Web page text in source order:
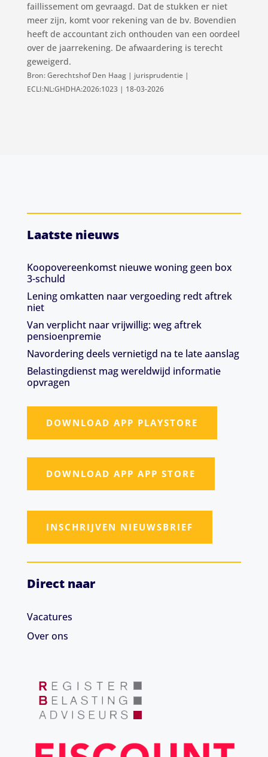
faillissement om gevraagd. Dat de stukken er niet
meer zijn, komt voor rekening van de bv. Bovendien
heeft de accountant zich onthouden van een oordeel
over de jaarrekening. De afwaardering is terecht
geweigerd.
Bron: Gerechtshof Den Haag | jurisprudentie |
ECLI:NL:GHDHA:2026:1023 | 18-03-2026
Laatste nieuws
Koopovereenkomst nieuwe woning geen box
3-schuld
Lening omkatten naar vergoeding redt aftrek
niet
Van verplicht naar vrijwillig: weg aftrek
pensioenpremie
Navordering deels vernietigd na te late aanslag
Belastingdienst mag wereldwijd informatie
opvragen
DOWNLOAD APP PLAYSTORE
DOWNLOAD APP APP STORE
INSCHRIJVEN NIEUWSBRIEF
Direct naar
Vacatures
Over ons